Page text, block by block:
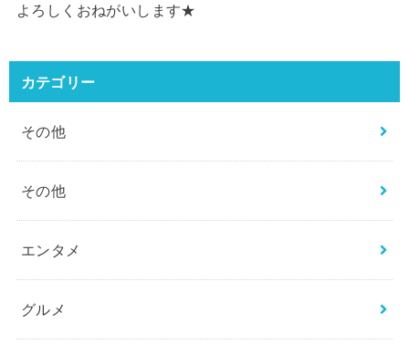
よろしくおねがいします★
カテゴリー
その他
その他
エンタメ
グルメ